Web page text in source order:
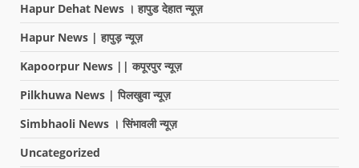
Hapur Dehat News । हापुड देहात न्यूज़
Hapur News | हापुड़ न्यूज़
Kapoorpur News || कपूरपुर न्यूज़
Pilkhuwa News | पिलखुवा न्यूज़
Simbhaoli News । सिंभावली न्यूज़
Uncategorized